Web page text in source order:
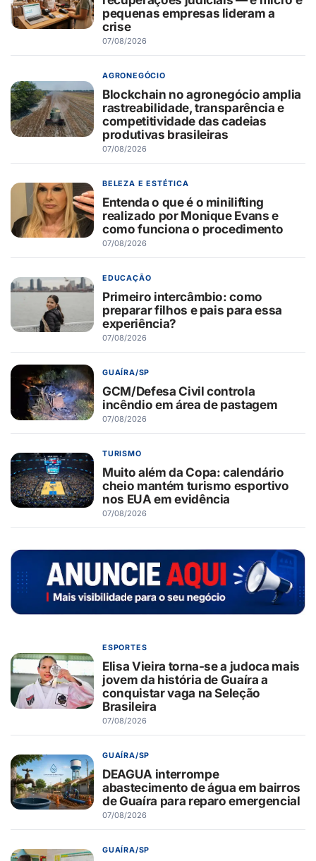
pequenas empresas lideram a
crise
07/08/2026
AGRONEGÓCIO
Blockchain no agronegócio amplia
rastreabilidade, transparência e
competitividade das cadeias
produtivas brasileiras
07/08/2026
BELEZA E ESTÉTICA
Entenda o que é o minilifting
realizado por Monique Evans e
como funciona o procedimento
07/08/2026
EDUCAÇÃO
Primeiro intercâmbio: como
preparar filhos e pais para essa
experiência?
07/08/2026
GUAÍRA/SP
GCM/Defesa Civil controla
incêndio em área de pastagem
07/08/2026
TURISMO
Muito além da Copa: calendário
cheio mantém turismo esportivo
nos EUA em evidência
07/08/2026
ESPORTES
Elisa Vieira torna-se a judoca mais
jovem da história de Guaíra a
conquistar vaga na Seleção
Brasileira
07/08/2026
GUAÍRA/SP
DEAGUA interrompe
abastecimento de água em bairros
de Guaíra para reparo emergencial
07/08/2026
GUAÍRA/SP